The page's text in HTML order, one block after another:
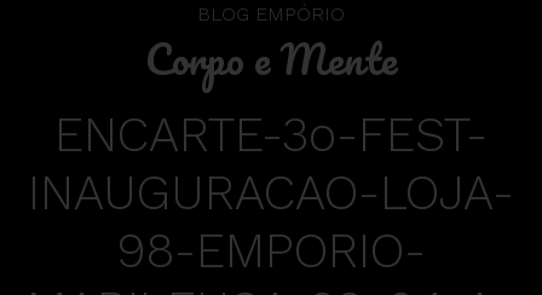
BLOG EMPÓRIO
Corpo e Mente
ENCARTE-3o-FEST-
INAUGURACAO-LOJA-
98-EMPORIO-